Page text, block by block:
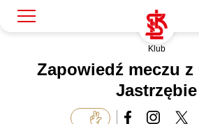
Klub
Klub
Zapowiedź meczu z
Jastrzębie